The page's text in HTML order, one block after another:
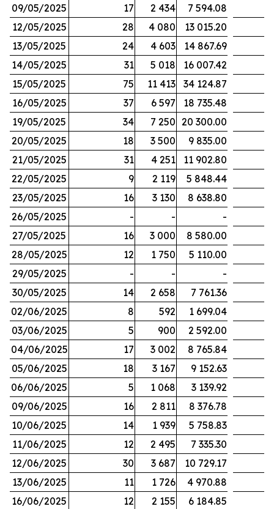
09/05/2025
17 2 434
7 594.08
12/05/2025
28 4 080
13 015.20
13/05/2025
24 4 603
14 867.69
14/05/2025
31 5 018
16 007.42
15/05/2025
75 11 413
34 124.87
16/05/2025
37 6 597
18 735.48
19/05/2025
34 7 250 20 300.00
20/05/2025
18 3 500
9 835.00
21/05/2025
31 4 251
11 902.80
22/05/2025
9 2 119
5 848.44
23/05/2025
16 3 130
8 638.80
26/05/2025
- -
-
27/05/2025
16 3 000
8 580.00
28/05/2025
12 1 750
5 110.00
29/05/2025
- -
-
30/05/2025
14 2 658
7 761.36
02/06/2025
8 592
1 699.04
03/06/2025
5 900
2 592.00
04/06/2025
17 3 002
8 765.84
05/06/2025
18 3 167
9 152.63
06/06/2025
5 1 068
3 139.92
09/06/2025
16 2 811
8 376.78
10/06/2025
14 1 939
5 758.83
11/06/2025
12 2 495
7 335.30
12/06/2025
30 3 687
10 729.17
13/06/2025
11 1 726
4 970.88
16/06/2025
12 2 155
6 184.85